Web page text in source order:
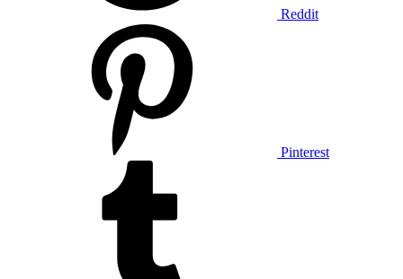
Reddit
Pinterest